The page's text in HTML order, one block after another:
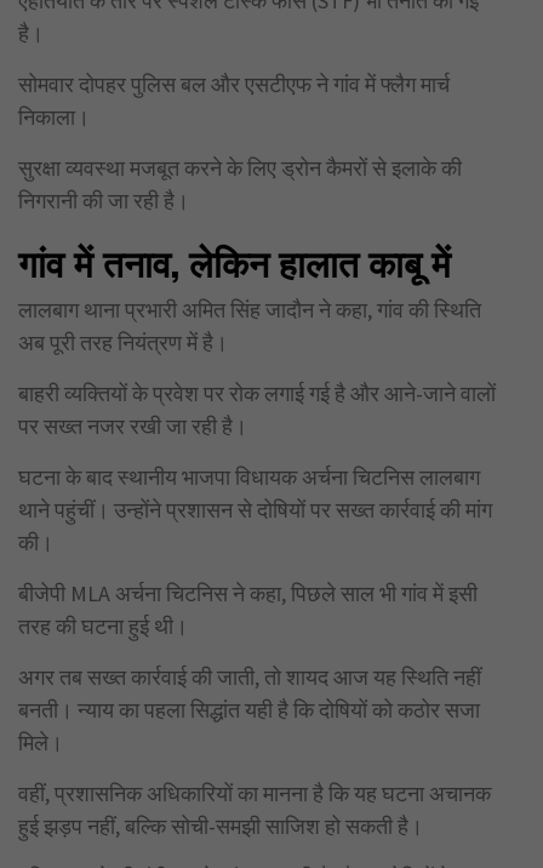
है।
सोमवार दोपहर पुलिस बल और एसटीएफ ने गांव में फ्लैग मार्च
निकाला।
सुरक्षा व्यवस्था मजबूत करने के लिए ड्रोन कैमरों से इलाके की
निगरानी की जा रही है।
गांव में तनाव,लेकिन हालात काबू में
लालबाग थाना प्रभारी अमित सिंह जादौन ने कहा, गांव की स्थिति
अब पूरी तरह नियंत्रण में है।
बाहरी व्यक्तियों के प्रवेश पर रोक लगाई गई है और आने-जाने वालों
पर सख्त नजर रखी जा रही है।
घटना के बाद स्थानीय भाजपा विधायक अर्चना चिटनिस लालबाग
थाने पहुंचीं। उन्होंने प्रशासन से दोषियों पर सख्त कार्रवाई की मांग
की।
बीजेपी MLA अर्चना चिटनिस ने कहा, पिछले साल भी गांव में इसी
तरह की घटना हुई थी।
अगर तब सख्त कार्रवाई की जाती, तो शायद आज यह स्थिति नहीं
बनती। न्याय का पहला सिद्धांत यही है कि दोषियों को कठोर सजा
मिले।
वहीं, प्रशासनिक अधिकारियों का मानना है कि यह घटना अचानक
हुई झड़प नहीं, बल्कि सोची-समझी साजिश हो सकती है।